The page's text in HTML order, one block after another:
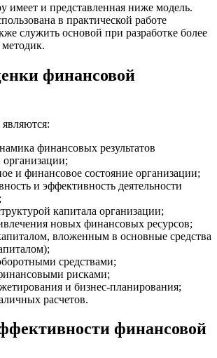
имеет и представленная ниже модель.
в практической работе
служить основой при разработке более
финансовой
финансовых результатов
организации;
и финансовое состояние организации;
и эффективность деятельности
капитала организации;
новых финансовых ресурсов;
вложенным в основные средства
средствами;
рисками;
и бизнес-планирования;
расчетов.
финансовой